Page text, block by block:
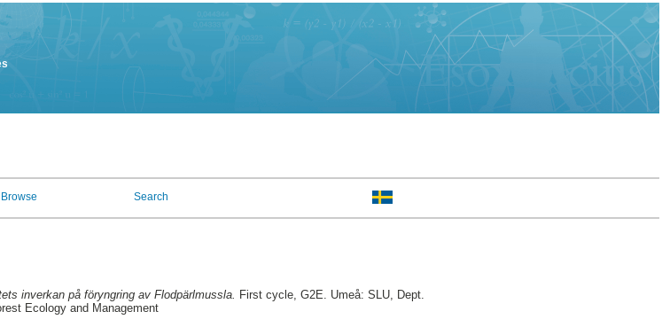
Browse Search
inverkan på föryngring av Flodpärlmussla. First cycle, G2E. Umeå: SLU, Dept.
Ecology and Management